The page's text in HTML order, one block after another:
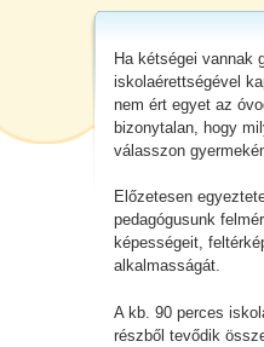
Iskolaérettségi
Kapcsolat
Ha kétségei vannak
iskolaérettségével
nem ért egyet az
bizonytalan, hogy
válasszon
Előzetesen
pedagógusunk
képességeit,
alkalmasságát.
A kb. 90 perces
részből tevődik